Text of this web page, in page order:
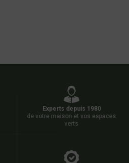
Experts depuis 1980
de votre maison et vos espaces
verts